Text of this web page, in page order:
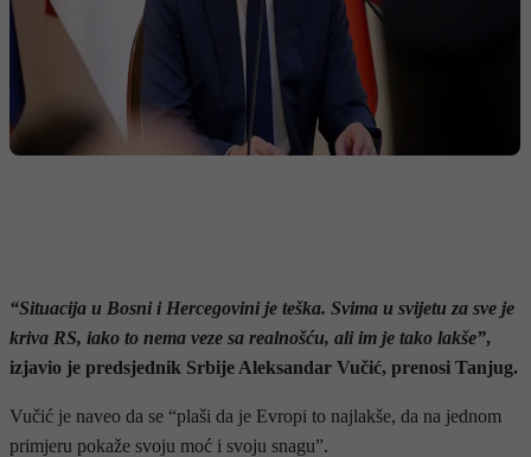
“Situacija u Bosni i Hercegovini je teška. Svima u svijetu za sve je
kriva RS, iako to nema veze sa realnošću, ali im je tako lakše”,
izjavio je predsjednik Srbije Aleksandar Vučić, prenosi Tanjug.
Vučić je naveo da se “plaši da je Evropi to najlakše, da na jednom
primjeru pokaže svoju moć i svoju snagu”.